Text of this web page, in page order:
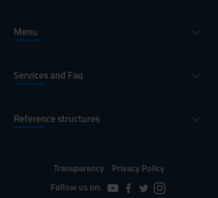
Menu
Services and Faq
Reference structures
Transparency
Privacy Policy
Follow us on: